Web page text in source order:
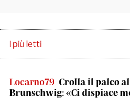
I più letti
Locarno79 Crolla il palco
Brunschwig: «Ci dispiace